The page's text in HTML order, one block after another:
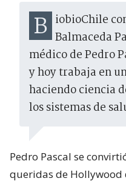
BiobioChile conversó con Nicolás Balmaceda
médico de Pedro
y hoy trabaja en
haciendo ciencia
los sistemas de
Pedro Pascal se
queridas de